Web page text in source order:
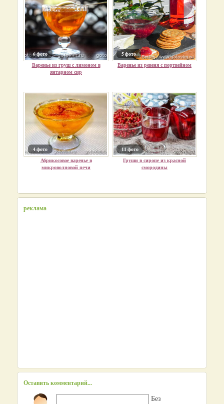
6 фото
Варенье из груш с лимоном в
янтарном сир
5 фото
Варенье из ревеня с портвейном
4 фото
Абрикосовое варенье в
микроволновой печи
11 фото
Груши в сиропе из красной
смородины
реклама
Оставить комментарий...
Без